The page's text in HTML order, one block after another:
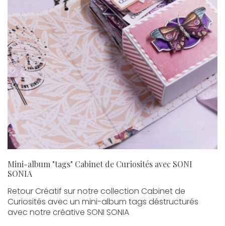
Mini-album "tags" Cabinet de Curiosités avec SONI
SONIA
Retour Créatif sur notre collection Cabinet de
Curiosités avec un mini-album tags déstructurés
avec notre créative SONI SONIA